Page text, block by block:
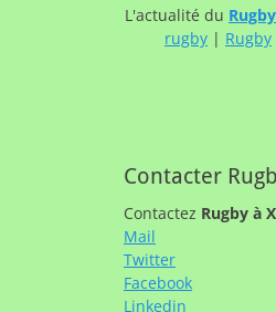
L'actualité du Rugby
rugby | Rugby
Contacter
Contactez Rugby à
Mail
Twitter
Facebook
Linkedin